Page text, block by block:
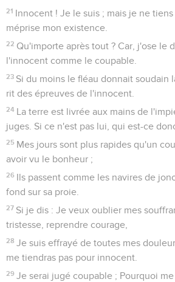
21 Innocent ! Je le suis ; mais je ne
méprise mon existence.
22 Qu'importe après tout ? Car, j'ose le
l'innocent comme le coupable.
23 Si du moins le fléau donnait soudain
rit des épreuves de l'innocent.
24 La terre est livrée aux mains de
juges. Si ce n'est pas lui, qui est-ce
25 Mes jours sont plus rapides qu'un
avoir vu le bonheur ;
26 Ils passent comme les navires de
fond sur sa proie.
27 Si je dis : Je veux oublier mes
tristesse, reprendre courage,
28 Je suis effrayé de toutes mes
me tiendras pas pour innocent.
29 Je serai jugé coupable ; Pourquoi